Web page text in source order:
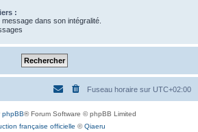
:
dans son intégralité.
Fuseau horaire sur UTC+02:00
phpBB® Forum Software © phpBB Limited
française officielle ©Qiaeru